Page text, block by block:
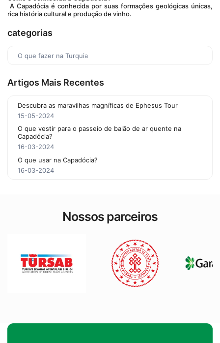
rica história cultural e produção de vinho.
categorias
O que fazer na Turquia
Artigos Mais Recentes
Descubra as maravilhas magníficas de Ephesus Tour
15-05-2024
O que vestir para o passeio de balão de ar quente na
Capadócia?
16-03-2024
O que usar na Capadócia?
16-03-2024
Nossos parceiros